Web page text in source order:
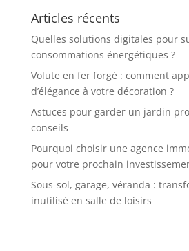
Articles récents
Quelles solutions digitales pour
consommations énergétiques ?
Volute en fer forgé : comment
d’élégance à votre décoration ?
Astuces pour garder un jardin
conseils
Pourquoi choisir une agence
pour votre prochain
Sous-sol, garage, véranda :
inutilisé en salle de loisirs